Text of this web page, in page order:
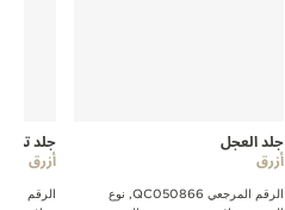
جلد العجل
أزرق
الرقم المرجعي QC050866, نوع
جلد
أزرق